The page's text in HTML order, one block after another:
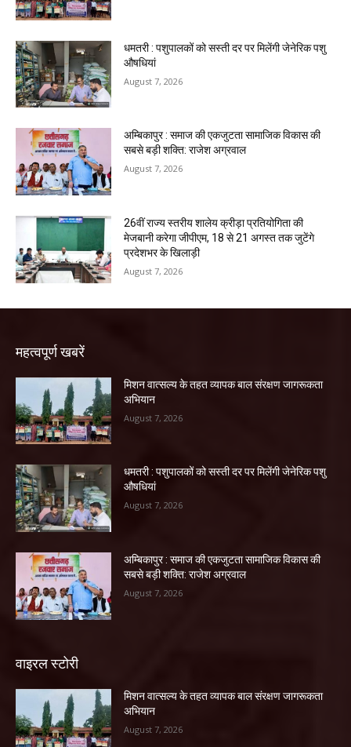
धमतरी : पशुपालकों को सस्ती दर पर मिलेंगी जेनेरिक पशु
औषधियां
August 7, 2026
अम्बिकापुर : समाज की एकजुटता सामाजिक विकास की
सबसे बड़ी शक्ति: राजेश अग्रवाल
August 7, 2026
26वीं राज्य स्तरीय शालेय क्रीड़ा प्रतियोगिता की
मेजबानी करेगा जीपीएम, 18 से 21 अगस्त तक जुटेंगे
प्रदेशभर के खिलाड़ी
August 7, 2026
महत्वपूर्ण खबरें
मिशन वात्सल्य के तहत व्यापक बाल संरक्षण जागरूकता
अभियान
August 7, 2026
धमतरी : पशुपालकों को सस्ती दर पर मिलेंगी जेनेरिक पशु
औषधियां
August 7, 2026
अम्बिकापुर : समाज की एकजुटता सामाजिक विकास की
सबसे बड़ी शक्ति: राजेश अग्रवाल
August 7, 2026
वाइरल स्टोरी
मिशन वात्सल्य के तहत व्यापक बाल संरक्षण जागरूकता
अभियान
August 7, 2026